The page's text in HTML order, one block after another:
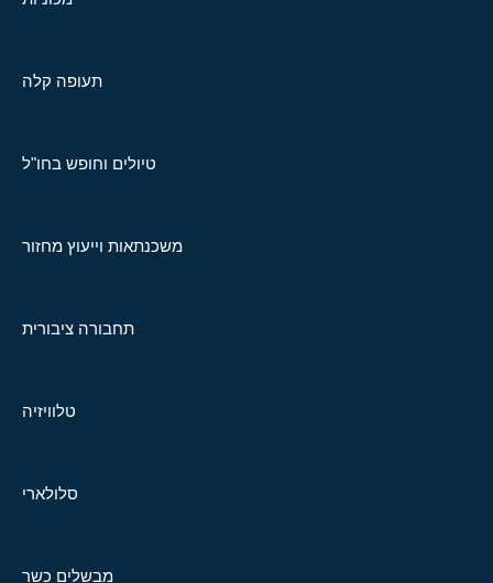
תעופה קלה
טיולים וחופש בחו"ל
משכנתאות וייעוץ מחזור
תחבורה ציבורית
טלוויזיה
סלולארי
מבשלים כשר